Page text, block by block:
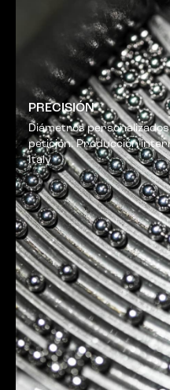
PRECISIÓN
Diámetros
petición. Producción
Italy